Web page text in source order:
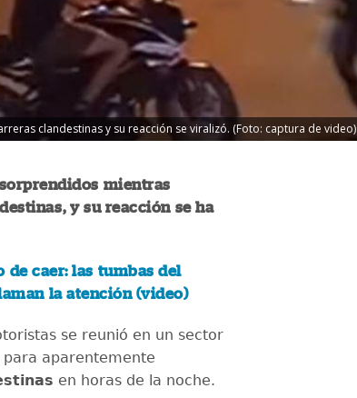
clandestinas y su reacción se viralizó. (Foto: captura de video)
mientras
y su reacción se ha
de caer: las tumbas del
la atención (video)
se reunió en un sector
para aparentemente
en horas de la noche.